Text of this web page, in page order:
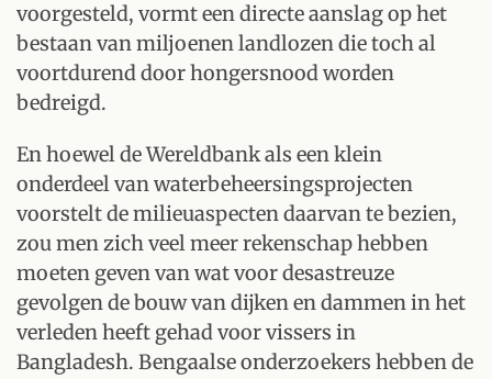
voorgesteld, vormt een directe aanslag op het
bestaan van miljoenen landlozen die toch al
voortdurend door hongersnood worden
bedreigd.
En hoewel de Wereldbank als een klein
onderdeel van waterbeheersingsprojecten
voorstelt de milieuaspecten daarvan te bezien,
zou men zich veel meer rekenschap hebben
moeten geven van wat voor desastreuze
gevolgen de bouw van dijken en dammen in het
verleden heeft gehad voor vissers in
Bangladesh. Bengaalse onderzoekers hebben de